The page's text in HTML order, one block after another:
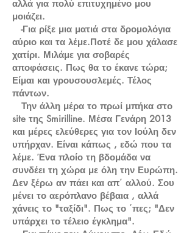
αλλά για πολύ επιτυχημένο μου
μοιάζει.
-Για ρίξε μια ματιά στα δρομολόγια
αύριο και τα λέμε.Ποτέ δε μου χάλασε
χατίρι. Μιλάμε για σοβαρές
αποφάσεις. Πως θα το έκανε τώρα;
Είμαι και γρουσουσλεμές. Τέλος
πάντων.
Την άλλη μέρα το πρωί μπήκα στο
site της Smirilline. Μέσα Γενάρη 2013
και μέρες ελεύθερες για τον Ιούλη δεν
υπήρχαν. Είναι κάπως , εδώ που τα
λέμε. Ένα πλοίο τη βδομάδα να
συνδέει τη χώρα με όλη την Ευρώπη.
Δεν ξέρω αν πάει και απ΄ αλλού. Σου
μένει το αερόπλανο βέβαια , αλλά
χάνεις το "ταξίδι". Πως το ΄πες; "Δεν
υπάρχει το τέλειο έγκλημα".